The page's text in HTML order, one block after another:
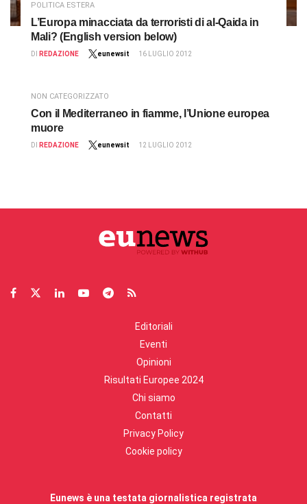
POLITICA ESTERA
L’Europa minacciata da terroristi di al-Qaida in
Mali? (English version below)
DI REDAZIONE eunewsit 16 LUGLIO 2012
NON CATEGORIZZATO
Con il Mediterraneo in fiamme, l’Unione europea
muore
DI REDAZIONE eunewsit 12 LUGLIO 2012
Editoriali
Eventi
Opinioni
Risultati Europee 2024
Chi siamo
Contatti
Privacy Policy
Cookie policy
Eunews è una testata giornalistica registrata